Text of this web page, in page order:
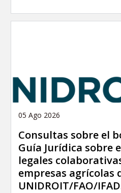
05 Ago 2026
Consultas sobre el
Guía Jurídica sobre
legales
empresas agrícolas
UNIDROIT/FAO/